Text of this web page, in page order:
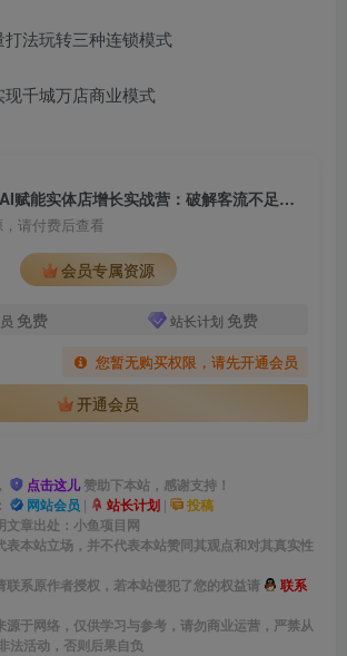
法玩转三种连锁模式
千城万店商业模式
【2026.07.03】AI赋能实体店增长实战营：破解客流不足、评分低迷、投流亏损难题；矩阵霸屏+本地推广，打通同城增收新路径
请付费后查看
会员专属资源
免费 站长计划 免费
您暂无购买权限，请先开通会员
开通会员
点击这儿赞助下本站，感谢支持！
网站会员 | 站长计划 | 投稿
文章出处：小鱼项目网
表本站立场，并不代表本站赞同其观点和对其真实性
联系原作者授权，若本站侵犯了您的权益请
联系
源于网络，仅供学习与参考，请勿商业运营，严禁从
法活动，否则后果自负